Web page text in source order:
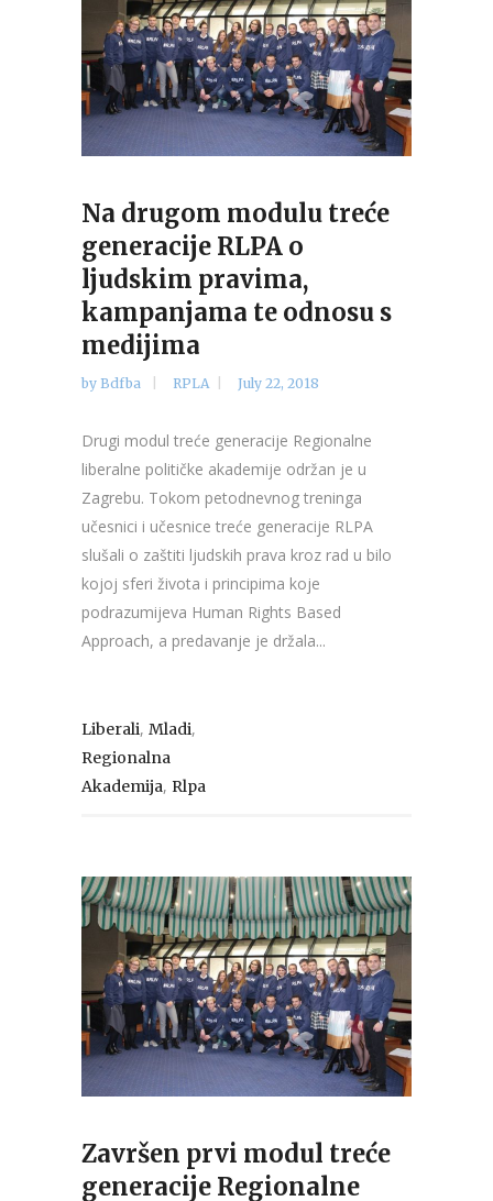
Na drugom modulu treće
generacije RLPA o
ljudskim pravima,
kampanjama te odnosu s
medijima
by Bdfba RPLA July 22, 2018
Drugi modul treće generacije Regionalne
liberalne političke akademije održan je u
Zagrebu. Tokom petodnevnog treninga
učesnici i učesnice treće generacije RLPA
slušali o zaštiti ljudskih prava kroz rad u bilo
kojoj sferi života i principima koje
podrazumijeva Human Rights Based
Approach, a predavanje je držala...
Liberali, Mladi,
Regionalna
Akademija, Rlpa
Završen prvi modul treće
generacije Regionalne